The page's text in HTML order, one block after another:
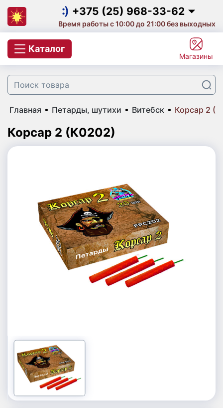
+375 (25) 968-33-62
+375 (25) 968-33-62
+375 (29) 657-10-53
+375 (33) 660-07-57
Время работы с 10:00 до 21:00 без выходных
Каталог
Магазины
Главная Петарды, шутихи Витебск Корсар 2
Корсар 2 (К0202)
Салют на корпоратив
Фейерверки и салюты
Цветной дым
Свечи для торта с фейерверком
Бенгальские огни
Хлопушки
Фаера | Фальшфейеры
Петарды, шутихи
Фестивальные шары